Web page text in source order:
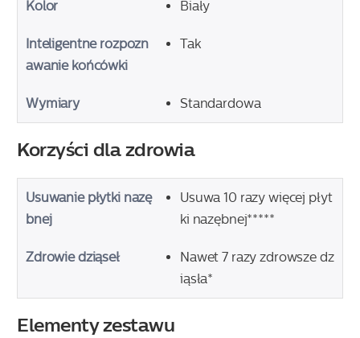
Kolor Biały
Inteligentne rozpozn
awanie końcówki
Tak
Wymiary Standardowa
Korzyści dla zdrowia
Usuwanie płytki nazę
bnej
Usuwa 10 razy więcej płyt
ki nazębnej*****
Zdrowie dziąseł
Nawet 7 razy zdrowsze dz
iąsła*
Elementy zestawu